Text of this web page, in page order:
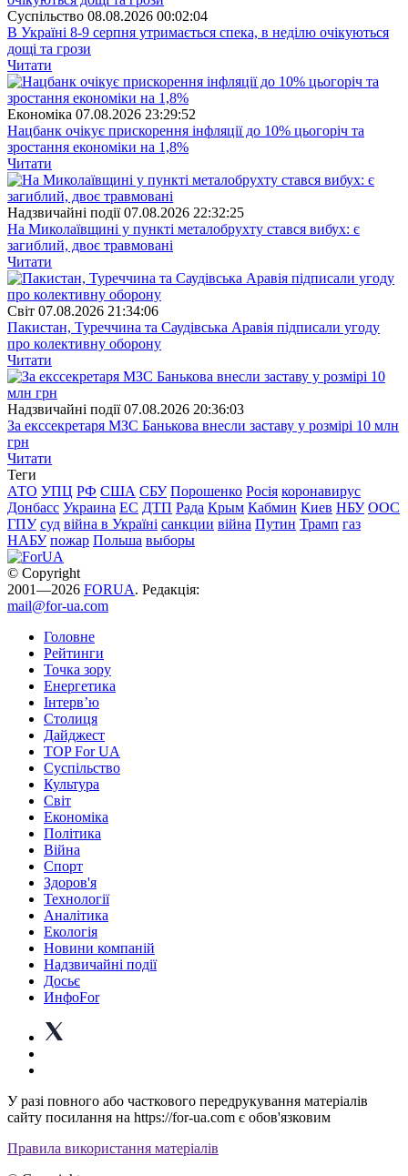
Суспiльство 08.08.2026 00:02:04
В Україні 8-9 серпня утримається спека, в неділю очікуються
дощі та грози
Читати
Економіка 07.08.2026 23:29:52
Нацбанк очікує прискорення інфляції до 10% цьогоріч та
зростання економіки на 1,8%
Читати
Надзвичайні події 07.08.2026 22:32:25
На Миколаївщині у пункті металобрухту стався вибух: є
загиблий, двоє травмовані
Читати
Свiт 07.08.2026 21:34:06
Пакистан, Туреччина та Саудівська Аравія підписали угоду
про колективну оборону
Читати
Надзвичайні події 07.08.2026 20:36:03
За екссекретаря МЗС Банькова внесли заставу у розмірі 10 млн
грн
Читати
Теги
АТО УПЦ РФ США СБУ Порошенко Росія коронавирус
Донбасс Украина ЕС ДТП Рада Крым Кабмин Киев НБУ ООС
ГПУ суд війна в Україні санкции війна Путин Трамп газ
НАБУ пожар Польша выборы
© Copyright
2001—2026 FORUA. Редакція:
mail@for-ua.com
Головне
Рейтинги
Точка зору
Енергетика
Інтерв’ю
Столиця
Дайджест
TOP For UA
Суспiльство
Культура
Світ
Економіка
Політика
Війна
Спорт
Здоров'я
Технології
Аналітика
Екологія
Новини компаній
Надзвичайні події
Досьє
ИнфоFor
У разі повного або часткового передрукування матеріалів
сайту посилання на https://for-ua.com є обов'язковим
Правила використання матеріалів